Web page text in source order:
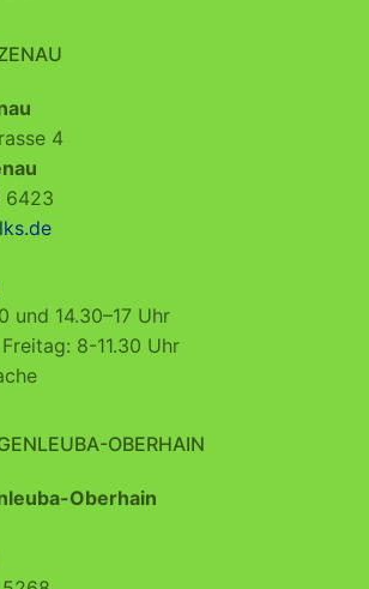
4
6423
und 14.30–17 Uhr
8-11.30 Uhr
OBERHAIN
Oberhain